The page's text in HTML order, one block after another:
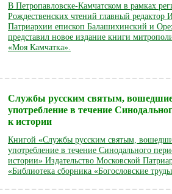
В Петропавловске-Камчатском в рамках
Рождественских чтений главный редактор
Патриархии епископ Балашихинский и
представил новое издание книги
«Моя Камчатка»
Службы русским святым, вошедшие
употребление в течение
к истории
Книгой «Службы русским святым,
употребление в течение Синодального
истории» Издательство Московской
«Библиотека сборника «Богословские